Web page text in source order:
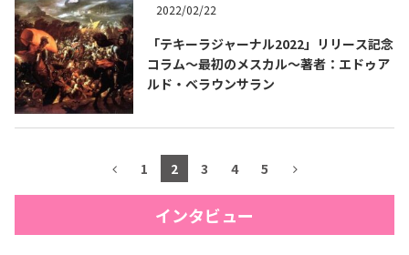
2022/02/22
「テキーラジャーナル2022」リリース記念
コラム～最初のメスカル～著者：エドゥア
ルド・ベラウンサラン
1 2 3 4 5
インタビュー